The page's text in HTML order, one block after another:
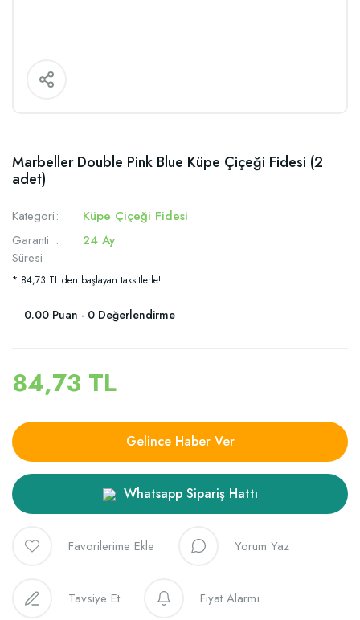
Marbeller Double Pink Blue Küpe Çiçeği Fidesi (2
adet)
Kategori
Küpe Çiçeği Fidesi
Garanti
Süresi
24 Ay
* 84,73 TL den başlayan taksitlerle!!
0.00 Puan - 0 Değerlendirme
84,73 TL
Gelince Haber Ver
Whatsapp Sipariş Hattı
Yorum Yaz
Tavsiye Et Fiyat Alarmı